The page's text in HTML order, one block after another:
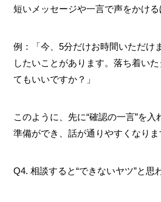
短いメッセージや一言で声をかける
例：「今、5分だけお時間いただけ
したいことがあります。落ち着い
てもいいですか？」
このように、先に“確認の一言”を
準備ができ、話が通りやすくなりま
Q4. 相談すると“できないヤツ”と思